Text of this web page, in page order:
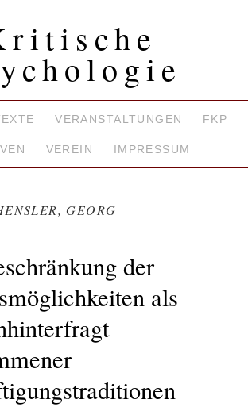
VERANSTALTUNGEN FKP
VEREIN IMPRESSUM
GEORG
der
als